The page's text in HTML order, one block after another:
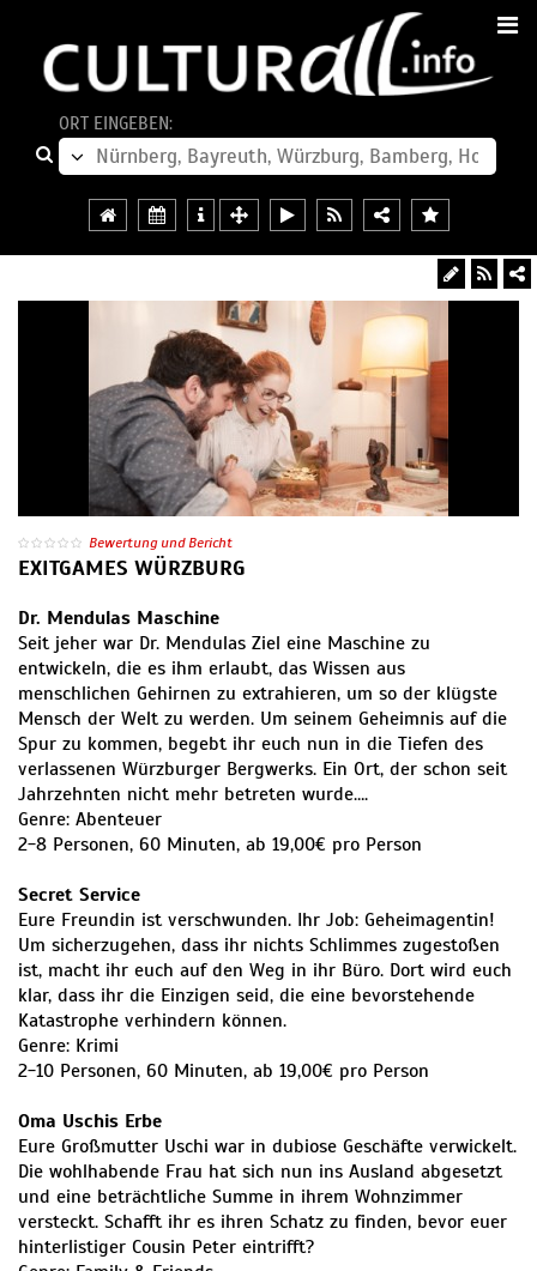
ORT EINGEBEN:
Bewertung und Bericht
EXITGAMES WÜRZBURG
Dr. Mendulas Maschine
Seit jeher war Dr. Mendulas Ziel eine Maschine zu
entwickeln, die es ihm erlaubt, das Wissen aus
menschlichen Gehirnen zu extrahieren, um so der klügste
Mensch der Welt zu werden. Um seinem Geheimnis auf die
Spur zu kommen, begebt ihr euch nun in die Tiefen des
verlassenen Würzburger Bergwerks. Ein Ort, der schon seit
Jahrzehnten nicht mehr betreten wurde….
Genre: Abenteuer
2-8 Personen, 60 Minuten, ab 19,00€ pro Person
Secret Service
Eure Freundin ist verschwunden. Ihr Job: Geheimagentin!
Um sicherzugehen, dass ihr nichts Schlimmes zugestoßen
ist, macht ihr euch auf den Weg in ihr Büro. Dort wird euch
klar, dass ihr die Einzigen seid, die eine bevorstehende
Katastrophe verhindern können.
Genre: Krimi
2-10 Personen, 60 Minuten, ab 19,00€ pro Person
Oma Uschis Erbe
Eure Großmutter Uschi war in dubiose Geschäfte verwickelt.
Die wohlhabende Frau hat sich nun ins Ausland abgesetzt
und eine beträchtliche Summe in ihrem Wohnzimmer
versteckt. Schafft ihr es ihren Schatz zu finden, bevor euer
hinterlistiger Cousin Peter eintrifft?